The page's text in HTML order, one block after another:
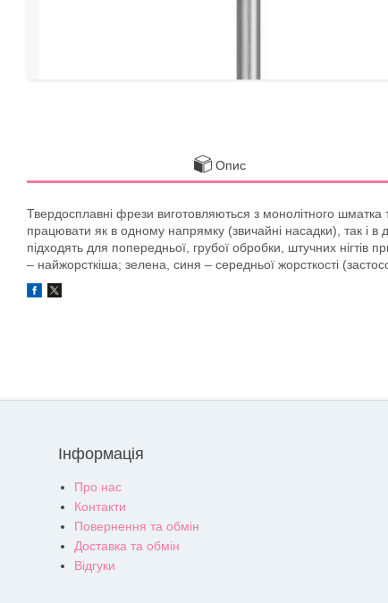
Опис
Твердосплавні фрези виготовляються з монолітного шматка
працювати як в одному напрямку (звичайні насадки), так і в
підходять для попередньої, грубої обробки, штучних нігтів
– найжорсткіша; зелена, синя – середньої жорсткості
Інформація
Про нас
Контакти
Повернення та обмін
Доставка та обмін
Відгуки